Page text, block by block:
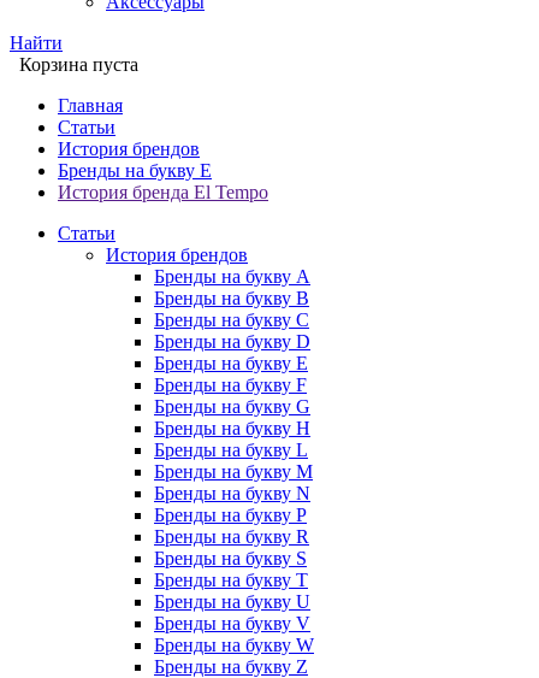
Найти
Корзина пуста
Главная
Статьи
История брендов
Бренды на букву E
История бренда El Tempo
Статьи
История брендов
Бренды на букву A
Бренды на букву B
Бренды на букву C
Бренды на букву D
Бренды на букву E
Бренды на букву F
Бренды на букву G
Бренды на букву H
Бренды на букву L
Бренды на букву M
Бренды на букву N
Бренды на букву P
Бренды на букву R
Бренды на букву S
Бренды на букву T
Бренды на букву U
Бренды на букву V
Бренды на букву W
Бренды на букву Z